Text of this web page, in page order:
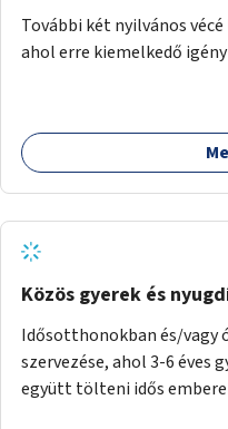
További két nyilvános
ahol erre kiemelkedő
Közös gyerek és
Idősotthonokban és/vagy
szervezése, ahol 3-6 éves
együtt tölteni idős